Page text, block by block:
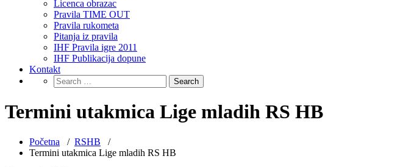
Licenca obrazac
Pravila TIME OUT
Pravila rukometa
Pitanja iz pravila
IHF Pravila igre 2011
IHF Publikacija dopune
Kontakt
Termini utakmica Lige mladih RS HB
Početna / RSHB /
Termini utakmica Lige mladih RS HB